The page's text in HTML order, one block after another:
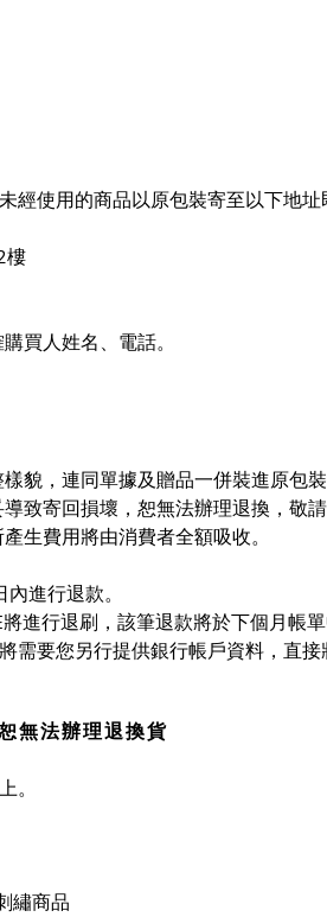
經使用的商品以原包裝寄至以下地址
樓
買人姓名、電話。
貌，連同單據及贈品一併裝進原包
致寄回損壞，恕無法辦理退換，敬請
生費用將由消費者全額吸收。
進行退款。
進行退刷，該筆退款將於下個月帳單
需要您另行提供銀行帳戶資料，直接
無法辦理退換貨
。
繡商品